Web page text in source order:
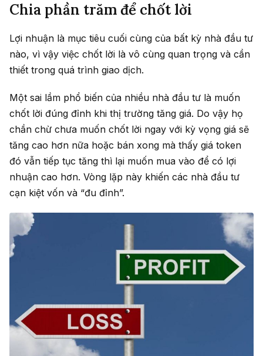
Chia phần trăm để chốt lời
Lợi nhuận là mục tiêu cuối cùng của bất kỳ nhà đầu tư
nào, vì vậy việc chốt lời là vô cùng quan trọng và cần
thiết trong quá trình giao dịch.
Một sai lầm phổ biến của nhiều nhà đầu tư là muốn
chốt lời đúng đỉnh khi thị trường tăng giá. Do vậy họ
chần chừ chưa muốn chốt lời ngay với kỳ vọng giá sẽ
tăng cao hơn nữa hoặc bán xong mà thấy giá token
đó vẫn tiếp tục tăng thì lại muốn mua vào để có lợi
nhuận cao hơn. Vòng lặp này khiến các nhà đầu tư
cạn kiệt vốn và “đu đỉnh”.